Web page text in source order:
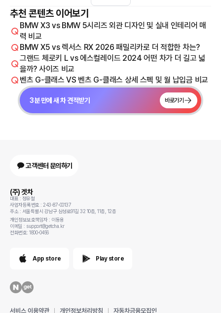
추천 콘텐츠 이어보기
BMW X3 vs BMW 5시리즈 외관 디자인 및 실내 인테리어 매
력 비교
BMW X5 vs 렉서스 RX 2026 패밀리카로 더 적합한 차는?
그랜드 체로키 L vs 에스컬레이드 2024 어떤 차가 더 길고 넓
을까? 사이즈 비교
벤츠 G-클래스 VS 벤츠 G-클래스 상세 스펙 및 월 납입금 비교
3분 만에 새 차 견적받기 바로가기
고객센터 문의하기
(주) 겟차
대표 : 정유철
사업자등록번호 : 243-87-00137
주소 : 서울특별시 강남구 삼성로91길 32 10층, 11층, 12층
개인정보보호책임자 : 이동용
이메일 : support@getcha.kr
전화번호: 1800-0456
App store Play store
서비스 이용약관 개인정보처리방침 자동차금융모집인